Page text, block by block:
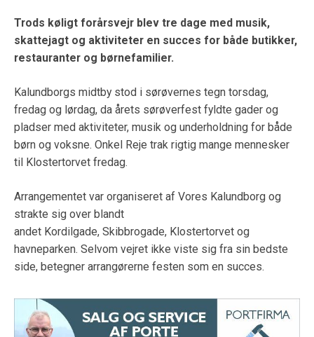
Trods køligt forårsvejr blev tre dage med musik,
skattejagt og aktiviteter en succes for både butikker,
restauranter og børnefamilier.
Kalundborgs midtby stod i sørøvernes tegn torsdag,
fredag og lørdag, da årets sørøverfest fyldte gader og
pladser med aktiviteter, musik og underholdning for både
børn og voksne. Onkel Reje trak rigtig mange mennesker
til Klostertorvet fredag.
Arrangementet var organiseret af Vores Kalundborg og
strakte sig over blandt
andet Kordilgade, Skibbrogade, Klostertorvet og
havneparken. Selvom vejret ikke viste sig fra sin bedste
side, betegner arrangørerne festen som en succes.